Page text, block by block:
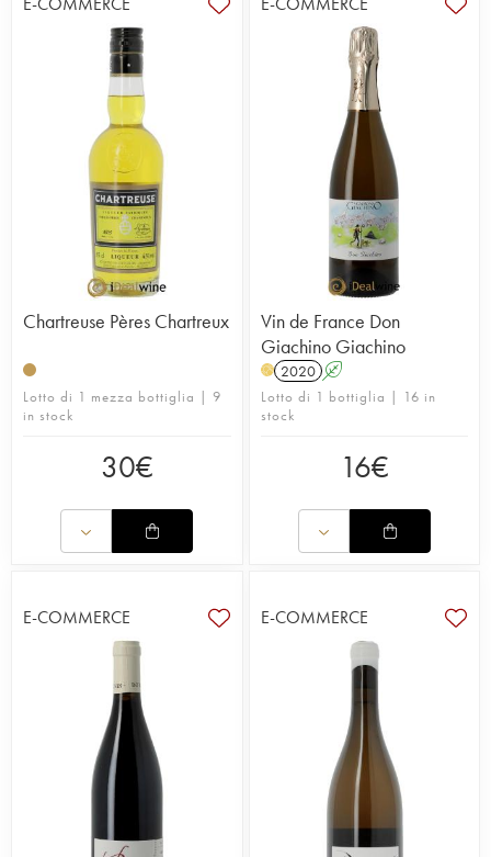
Chartreuse Pères Chartreux
Lotto di 1 mezza bottiglia | 9
in stock
30€
Vin de France Don
Giachino Giachino
H 2020 A
Lotto di 1 bottiglia | 16 in
stock
16€
E-COMMERCE E-COMMERCE